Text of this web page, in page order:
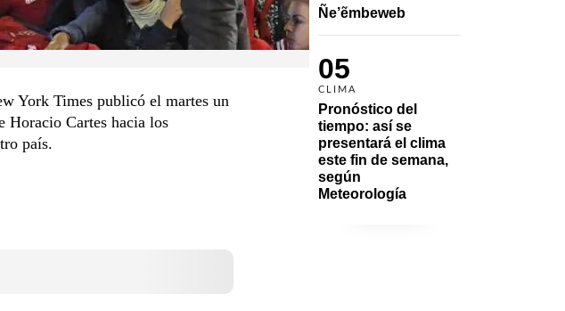
Ñe’ẽmbeweb
05
CLIMA
Pronóstico del
tiempo: así se
presentará el clima
este fin de semana,
según
Meteorología
York Times publicó el martes un
Horacio Cartes hacia los
país.